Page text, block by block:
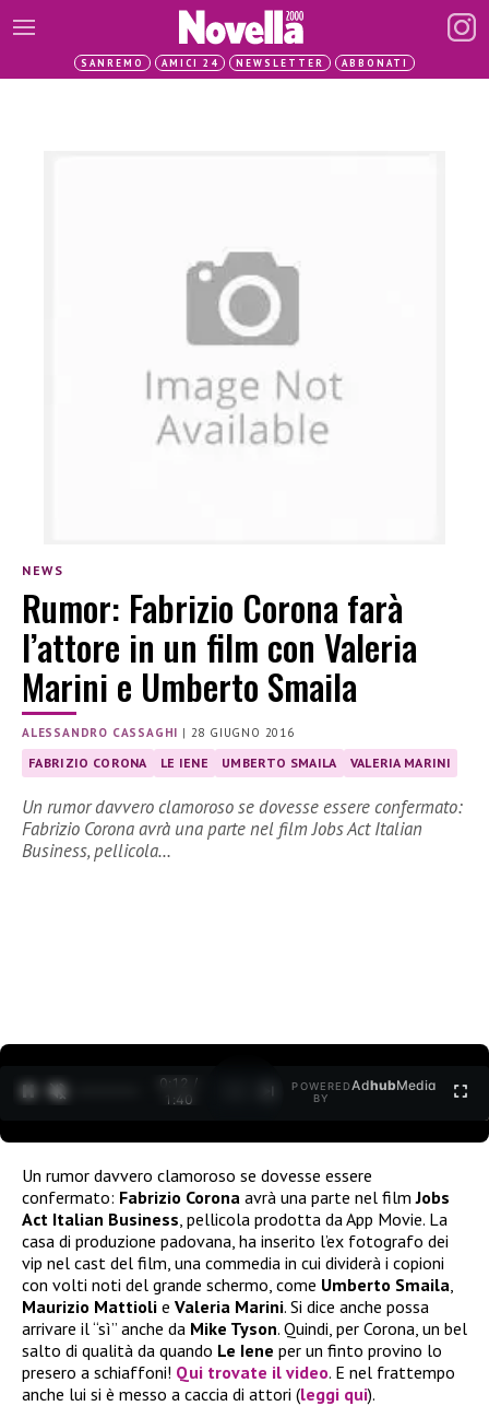
SANREMO AMICI 24 NEWSLETTER ABBONATI
NEWS
Rumor: Fabrizio Corona farà
l’attore in un film con Valeria
Marini e Umberto Smaila
ALESSANDRO CASSAGHI | 28 GIUGNO 2016
FABRIZIO CORONA LE IENE UMBERTO SMAILA VALERIA MARINI
Un rumor davvero clamoroso se dovesse essere confermato:
Fabrizio Corona avrà una parte nel film Jobs Act Italian
Business, pellicola…
0:12 /
1:40
POWERED
BY
AdhubMedia
Un rumor davvero clamoroso se dovesse essere
confermato: Fabrizio Corona avrà una parte nel filmJobs
Act Italian Business , pellicola prodotta da App Movie. La
casa di produzione padovana, ha inserito l’ex fotografo dei
vip nel cast del film, una commedia in cui dividerà i copioni
con volti noti del grande schermo, come Umberto Smaila
Maurizio Mattioli e Valeria Marini. Si dice anche possa
arrivare il “sì” anche da Mike Tyson. Quindi, per Corona, un bel
salto di qualità da quando Le Iene per un finto provino lo
presero a schiaffoni! Qui trovate il video. E nel frattempo
anche lui si è messo a caccia di attori (leggi qui).